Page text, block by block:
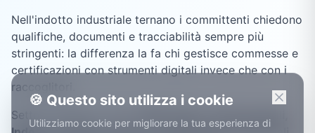
Nell'indotto industriale ternano i committenti chiedono
qualifiche, documenti e tracciabilità sempre più
stringenti: la differenza la fa chi gestisce commesse e
certificazioni con strumenti digitali invece che con i
raccoglitori.
Settori trainanti a
🍪 Questo sito utilizza i cookie
Utilizziamo cookie per migliorare la tua esperienza di